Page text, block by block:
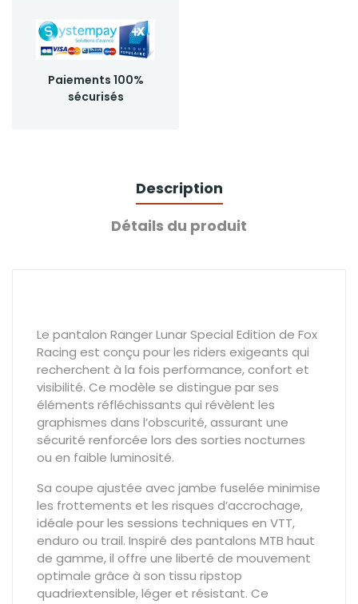
Paiements 100%
sécurisés
Description
Détails du produit
Le pantalon Ranger Lunar Special Edition de Fox
Racing est conçu pour les riders exigeants qui
recherchent à la fois performance, confort et
visibilité. Ce modèle se distingue par ses
éléments réfléchissants qui révèlent les
graphismes dans l’obscurité, assurant une
sécurité renforcée lors des sorties nocturnes
ou en faible luminosité.
Sa coupe ajustée avec jambe fuselée minimise
les frottements et les risques d’accrochage,
idéale pour les sessions techniques en VTT,
enduro ou trail. Inspiré des pantalons MTB haut
de gamme, il offre une liberté de mouvement
optimale grâce à son tissu ripstop
quadriextensible, léger et résistant. Ce